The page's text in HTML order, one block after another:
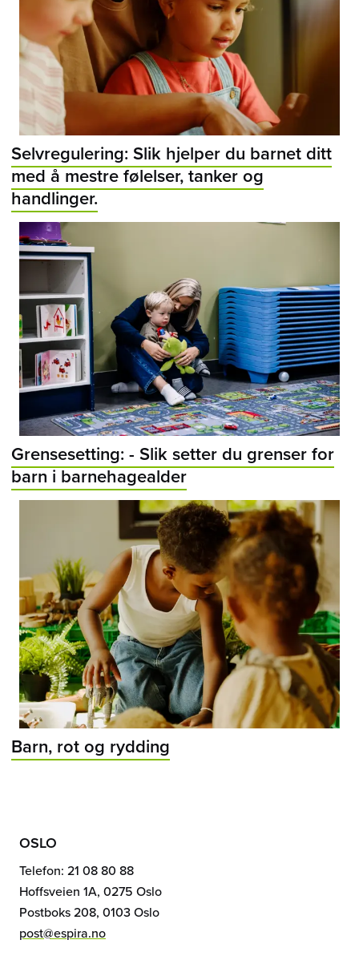
Selvregulering: Slik hjelper du barnet ditt
med å mestre følelser, tanker og
handlinger.
Grensesetting: - Slik setter du grenser for
barn i barnehagealder
Barn, rot og rydding
OSLO
Telefon: 21 08 80 88
Hoffsveien 1A, 0275 Oslo
Postboks 208, 0103 Oslo
post@espira.no